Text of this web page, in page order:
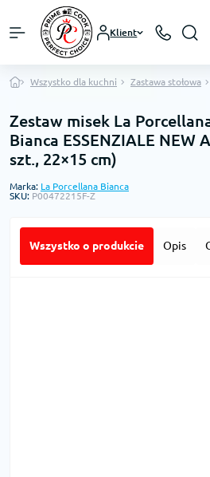
Klient
Wszystko dla kuchni Zastawa stołowa
Zestaw misek La
Bianca ESSENZIALE NEW
szt., 22×15 cm)
Marka: La Porcellana Bianca
SKU: P00472215F-Z
Wszystko o produkcie Opis